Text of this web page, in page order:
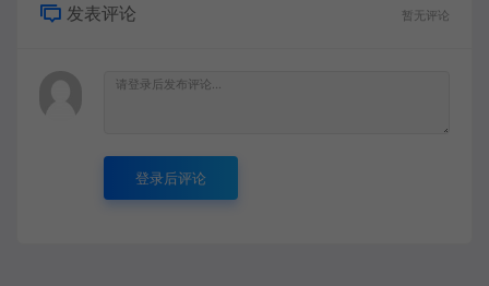
发表评论 暂无评论
登录后评论